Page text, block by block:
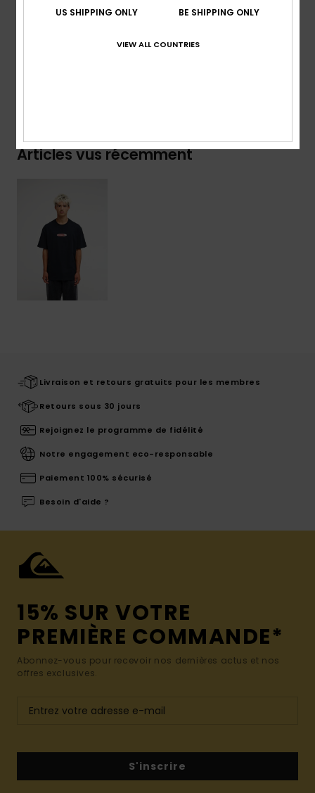
manche
[Matière principale] 100% coton biologique
Articles vus récemment
Livraison et retours gratuits pour les membres
Retours sous 30 jours
Rejoignez le programme de fidélité
Notre engagement eco-responsable
Paiement 100% sécurisé
Besoin d'aide ?
15% SUR VOTRE
PREMIÈRE COMMANDE*
Abonnez-vous pour recevoir nos dernières actus et nos
offres exclusives.
S'inscrire
US SHIPPING ONLY BE SHIPPING ONLY
VIEW ALL COUNTRIES